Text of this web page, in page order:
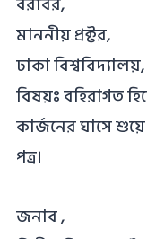
মাননীয় প্রক্টর,
ঢাকা বিশ্ববিদ্যালয়,
বিষয়ঃ বহিরাগত
কার্জনের ঘাসে
পত্র।
জনাব ,